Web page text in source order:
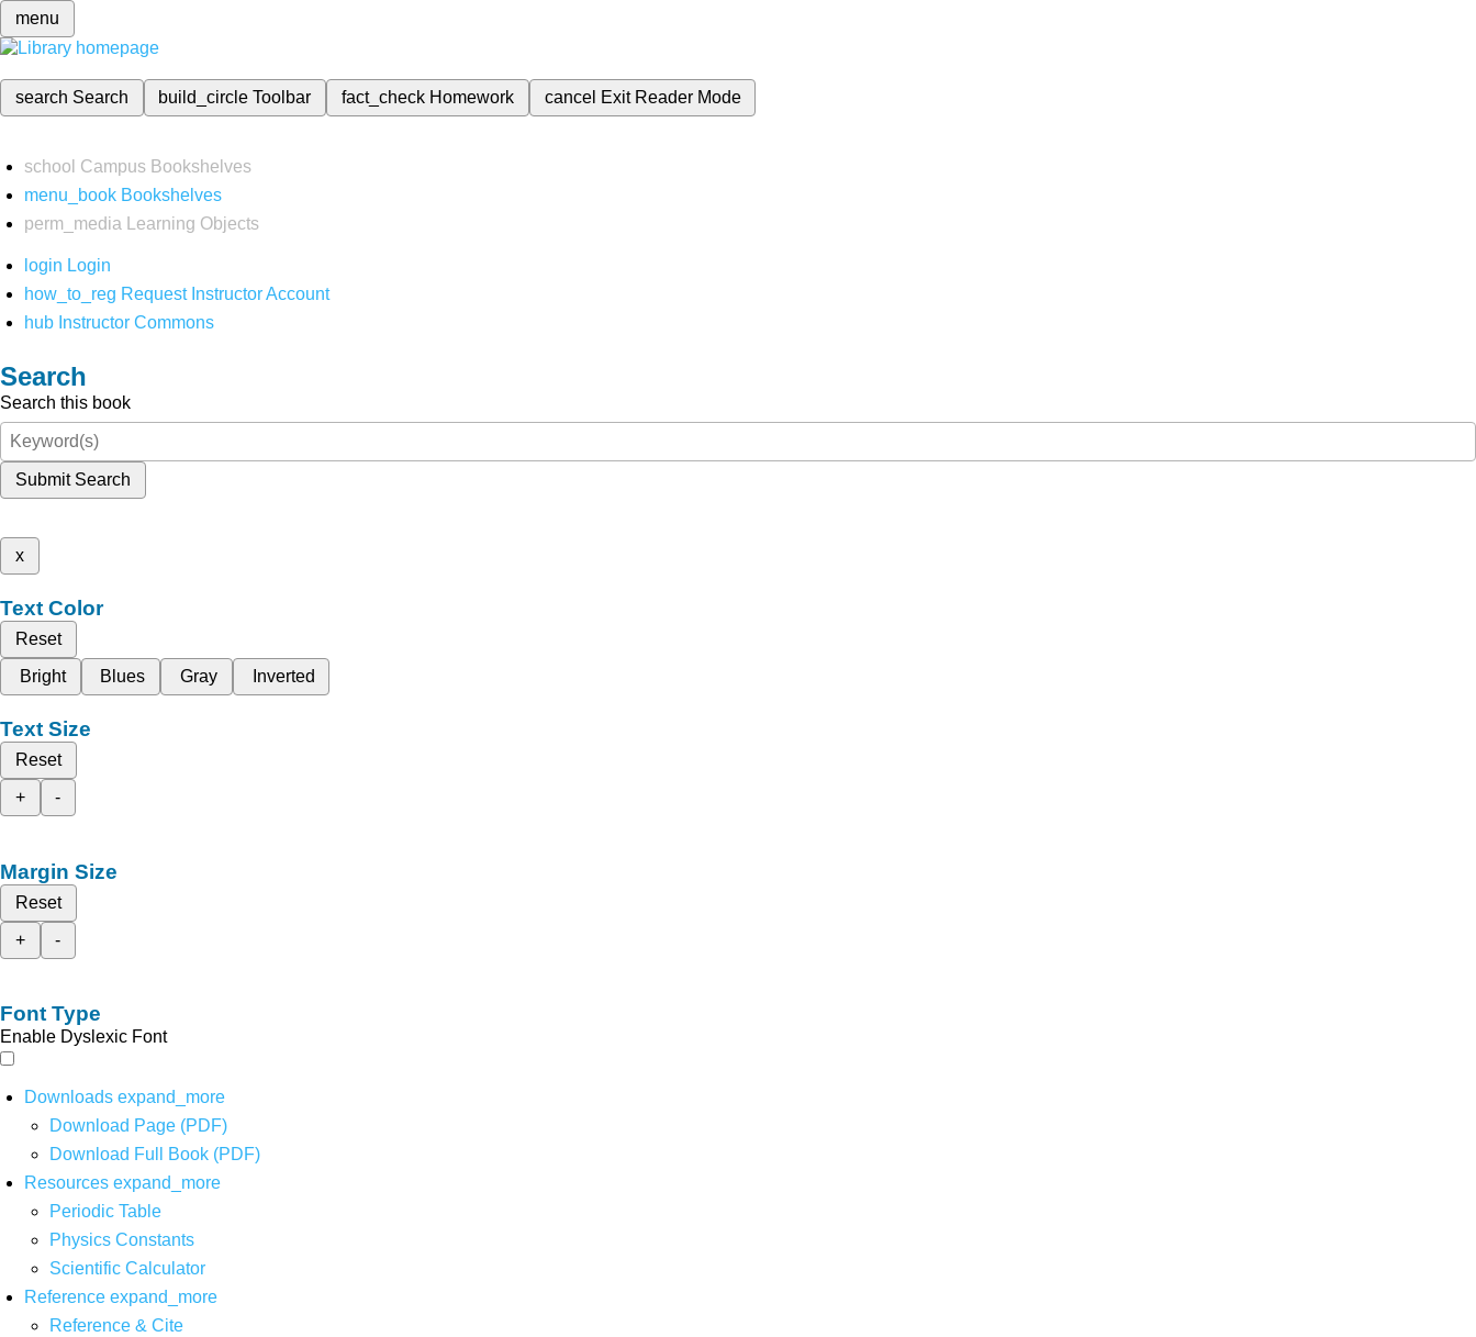
menu
search Search build_circleToolbar fact_check Homework cancel Exit Reader Mode
school Campus Bookshelves
menu_book Bookshelves
perm_media
Learning Objects
login Login
how_to_reg Request Instructor Account
hub Instructor Commons
Search
Search this book
Submit Search
x
Text Color
Reset
Bright
Blues Gray Inverted
Text Size
Reset
+
-
Margin Size
Reset
+
-
Font Type
Enable Dyslexic Font
Downloads expand_more
Download Page (PDF)
Download Full Book (PDF)
Resources expand_more
Periodic Table
Physics Constants
Scientific Calculator
Reference expand_more
Reference & Cite